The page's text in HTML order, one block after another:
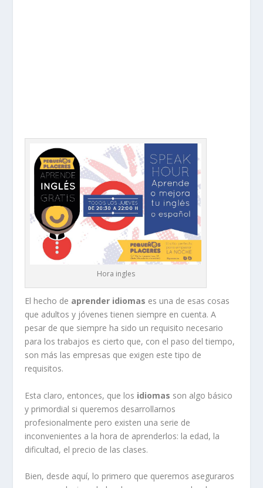
Hora ingles
El hecho de aprender idiomas es una de esas cosas
que adultos y jóvenes tienen siempre en cuenta. A
pesar de que siempre ha sido un requisito necesario
para los trabajos es cierto que, con el paso del tiempo,
son más las empresas que exigen este tipo de
requisitos.
Esta claro, entonces, que los idiomas son algo básico
y primordial si queremos desarrollarnos
profesionalmente pero existen una serie de
inconvenientes a la hora de aprenderlos: la edad, la
dificultad, el precio de las clases.
Bien, desde aquí, lo primero que queremos aseguraros